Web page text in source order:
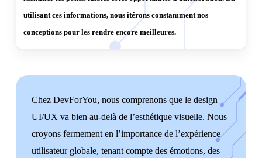
Quels sont les avantages pour les
clients de travailler avec une
agence qui met l’accent sur la
Quels sont les avantages pour les
clients de travailler avec une
agence qui met l’accent sur la
utilisant ces informations, nous itérons constamment nos
conceptions pour les rendre encore meilleures.
Chez DevForYou, nous comprenons que le design
UI/UX va bien au-delà de l’esthétique visuelle. Nous
croyons fermement en l’importance de l’expérience
utilisateur globale, tenant compte des émotions, des